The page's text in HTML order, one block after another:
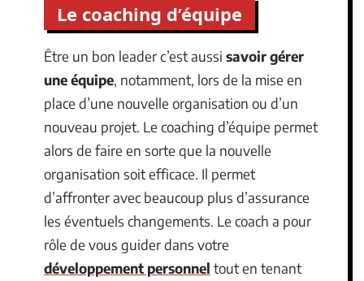
Le coaching d’équipe
Être un bon leader c’est aussi savoir gérer
une équipe, notamment, lors de la mise en
place d’une nouvelle organisation ou d’un
nouveau projet. Le coaching d’équipe permet
alors de faire en sorte que la nouvelle
organisation soit efficace. Il permet
d’affronter avec beaucoup plus d’assurance
les éventuels changements. Le coach a pour
rôle de vous guider dans votre
développement personnel tout en tenant